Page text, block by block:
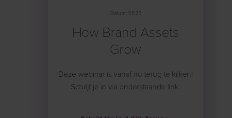
Datum: 5.11.25
How Brand Assets
Grow
Deze webinar is vanaf nu terug te kijken!
Schrijf je in via onderstaande link.